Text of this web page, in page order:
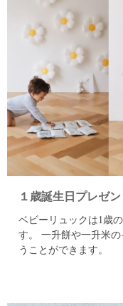
１歳誕生日プレゼ
ベビーリュックは1歳
す。
一升餅や一升米
うことができます。